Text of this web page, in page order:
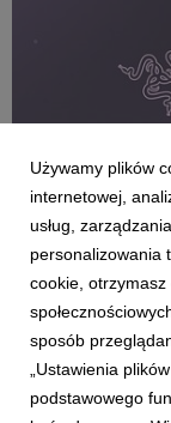
RAZER
Kiedy
Razer
obok której
6 lipca 2026
Razer™ ogłosił
Używamy plików
internetowej,
usług,
personalizowania
cookie,
sposób
„Ustawienia
podstawowego